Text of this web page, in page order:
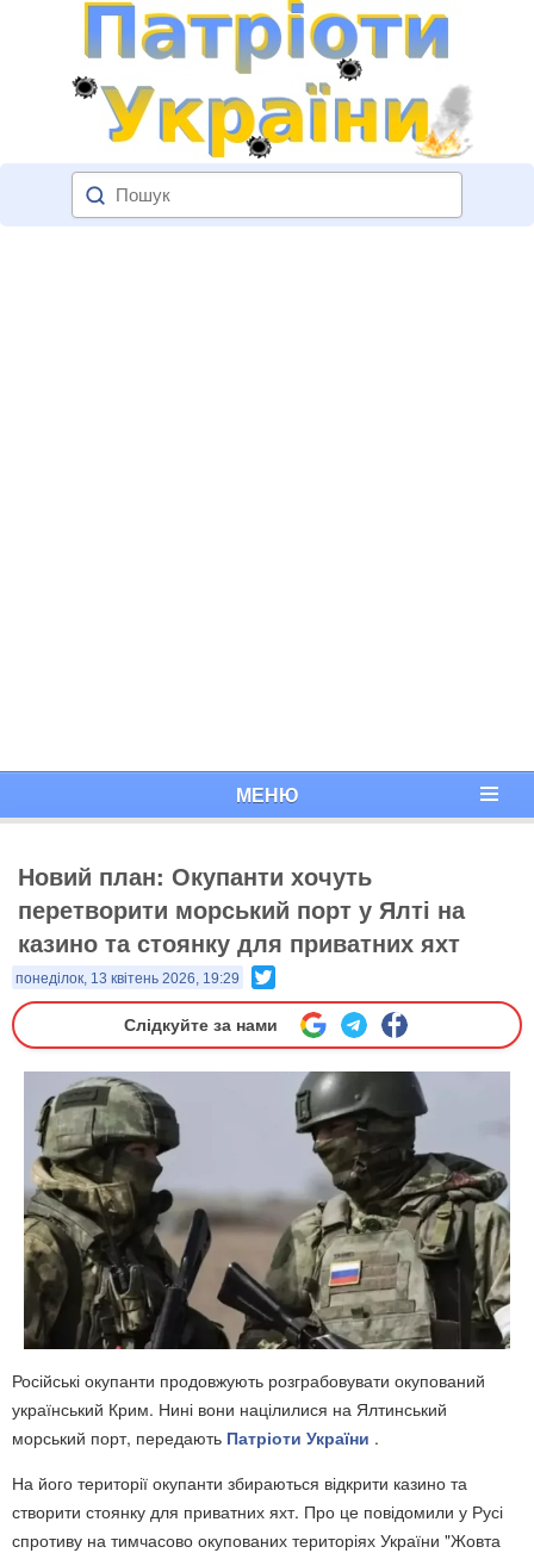
МЕНЮ
Новий план: Окупанти хочуть
перетворити морський порт у Ялті на
казино та стоянку для приватних яхт
понеділок, 13 квітень 2026, 19:29
Слідкуйте за нами
Російські окупанти продовжують розграбовувати окупований
український Крим. Нині вони націлилися на Ялтинський
морський порт, передають Патріоти України .
На його території окупанти збираються відкрити казино та
створити стоянку для приватних яхт. Про це повідомили у Русі
спротиву на тимчасово окупованих територіях України "Жовта